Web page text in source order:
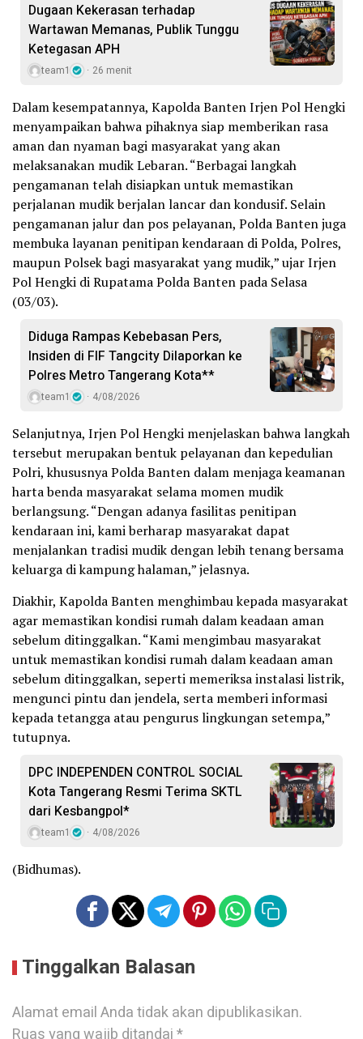
Dugaan Kekerasan terhadap
Wartawan Memanas, Publik Tunggu
Ketegasan APH
team1 26 menit
Dalam kesempatannya, Kapolda Banten Irjen Pol Hengki
menyampaikan bahwa pihaknya siap memberikan rasa
aman dan nyaman bagi masyarakat yang akan
melaksanakan mudik Lebaran. “Berbagai langkah
pengamanan telah disiapkan untuk memastikan
perjalanan mudik berjalan lancar dan kondusif. Selain
pengamanan jalur dan pos pelayanan, Polda Banten juga
membuka layanan penitipan kendaraan di Polda, Polres,
maupun Polsek bagi masyarakat yang mudik,” ujar Irjen
Pol Hengki di Rupatama Polda Banten pada Selasa
(03/03).
Diduga Rampas Kebebasan Pers,
Insiden di FIF Tangcity Dilaporkan ke
Polres Metro Tangerang Kota**
team1 4/08/2026
Selanjutnya, Irjen Pol Hengki menjelaskan bahwa langkah
tersebut merupakan bentuk pelayanan dan kepedulian
Polri, khususnya Polda Banten dalam menjaga keamanan
harta benda masyarakat selama momen mudik
berlangsung. “Dengan adanya fasilitas penitipan
kendaraan ini, kami berharap masyarakat dapat
menjalankan tradisi mudik dengan lebih tenang bersama
keluarga di kampung halaman,” jelasnya.
Diakhir, Kapolda Banten menghimbau kepada masyarakat
agar memastikan kondisi rumah dalam keadaan aman
sebelum ditinggalkan. “Kami mengimbau masyarakat
untuk memastikan kondisi rumah dalam keadaan aman
sebelum ditinggalkan, seperti memeriksa instalasi listrik,
mengunci pintu dan jendela, serta memberi informasi
kepada tetangga atau pengurus lingkungan setempa,”
tutupnya.
DPC INDEPENDEN CONTROL SOCIAL
Kota Tangerang Resmi Terima SKTL
dari Kesbangpol*
team1 4/08/2026
(Bidhumas).
Tinggalkan Balasan
Alamat email Anda tidak akan dipublikasikan.